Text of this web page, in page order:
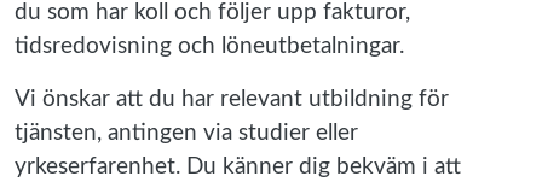
du som har koll och följer upp fakturor,
tidsredovisning och löneutbetalningar.
Vi önskar att du har relevant utbildning för
tjänsten, antingen via studier eller
yrkeserfarenhet. Du känner dig bekväm i att